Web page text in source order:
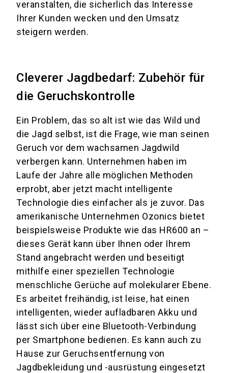
veranstalten, die sicherlich das Interesse
Ihrer Kunden wecken und den Umsatz
steigern werden.
Cleverer Jagdbedarf: Zubehör für
die Geruchskontrolle
Ein Problem, das so alt ist wie das Wild und
die Jagd selbst, ist die Frage, wie man seinen
Geruch vor dem wachsamen Jagdwild
verbergen kann. Unternehmen haben im
Laufe der Jahre alle möglichen Methoden
erprobt, aber jetzt macht intelligente
Technologie dies einfacher als je zuvor. Das
amerikanische Unternehmen Ozonics bietet
beispielsweise Produkte wie das HR600 an –
dieses Gerät kann über Ihnen oder Ihrem
Stand angebracht werden und beseitigt
mithilfe einer speziellen Technologie
menschliche Gerüche auf molekularer Ebene.
Es arbeitet freihändig, ist leise, hat einen
intelligenten, wieder aufladbaren Akku und
lässt sich über eine Bluetooth-Verbindung
per Smartphone bedienen. Es kann auch zu
Hause zur Geruchsentfernung von
Jagdbekleidung und -ausrüstung eingesetzt